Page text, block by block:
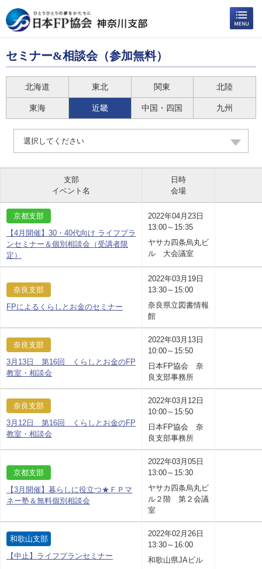
セミナー&相談会（参加無料）
北海道 東北 関東 北陸
東海 近畿 中国・四国 九州
選択してください
支部
イベント名
日時
会場
京都支部
【4月開催】30・40代向け ライフプラ
ンセミナー＆個別相談会（受講者限
定）
2022年04月23日
13:00～15:35
ヤサカ四条烏丸ビ
ル 大会議室
奈良支部
FPによるくらしとお金のセミナー
2022年03月19日
13:30～15:00
奈良県立図書情報
館
奈良支部
3月13日 第16回 くらしとお金のFP
教室・相談会
2022年03月13日
10:00～15:50
日本FP協会 奈
良支部事務所
奈良支部
3月12日 第16回 くらしとお金のFP
教室・相談会
2022年03月12日
10:00～15:50
日本FP協会 奈
良支部事務所
京都支部
【3月開催】暮らしに役立つ★ＦＰマ
ネー塾＆無料個別相談会
2022年03月05日
13:00～15:30
ヤサカ四条烏丸ビ
ル２階 第２会議
室
和歌山支部
【中止】ライフプランセミナー
2022年02月26日
13:30～16:00
和歌山県JAビル